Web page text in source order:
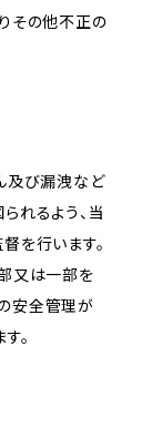
その他不正の
及び漏洩など
れるよう、当
を行います。
又は一部を
安全管理が
。